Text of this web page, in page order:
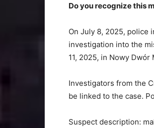
Do you recognize this
On July 8, 2025, police
investigation into the
11, 2025, in Nowy Dwór
Investigators from the
be linked to the case.
Suspect description: